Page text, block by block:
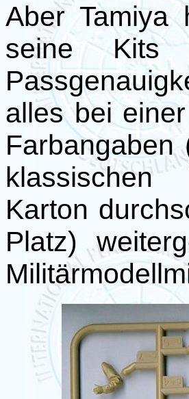
Aber Tamiya
seine Kits
alles bei
klassischen
Karton
Platz)